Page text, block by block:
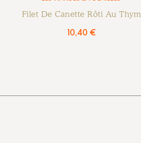
Filet De Canette Rôti Au Thym
10,40 €